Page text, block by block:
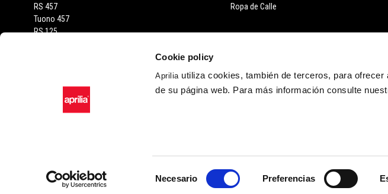
Cookie policy
Aprilia utiliza cookies, también de terceros, para
de su página web. Para más información consulte
Necesario Preferencias
RS 457
Tuono 457
RS 125
Ropa de Calle
Piaggio & C. SpA Sede legale Viale Rinaldo Piaggio, 25